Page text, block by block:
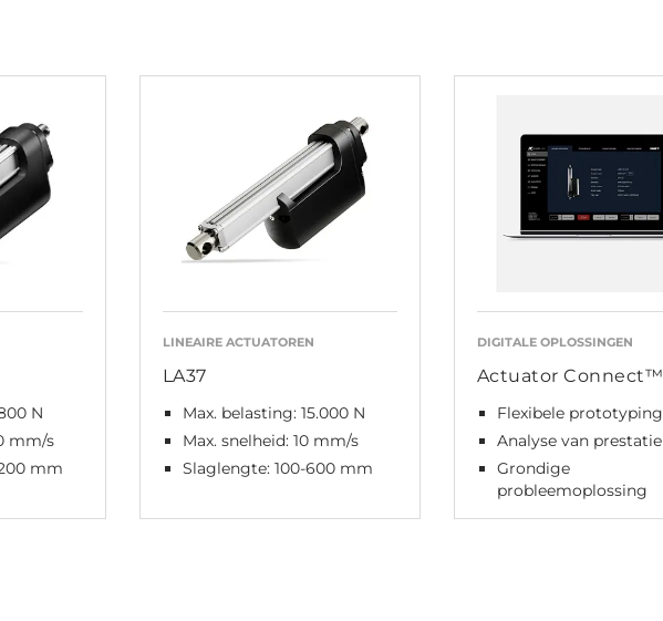
N
mm/s
mm
LINEAIRE ACTUATOREN
LA37
Max. belasting: 15.000 N
Max. snelheid: 10 mm/s
Slaglengte: 100-600 mm
DIGITALE OPLOSSINGEN
Actuator Connect™
Flexibele prototyping
Analyse van prestatie
Grondige
probleemoplossing